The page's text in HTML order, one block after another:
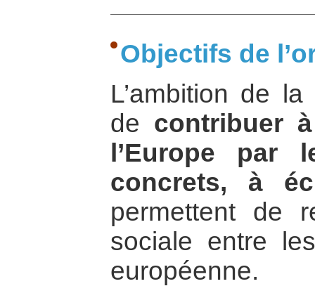
Objectifs de
L’ambition de
de contribuer
l’Europe par
concrets, à
permettent de
sociale entre
européenne.